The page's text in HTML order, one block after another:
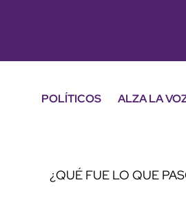
POLÍTICOS ALZA LA
¿QUÉ FUE LO QUE